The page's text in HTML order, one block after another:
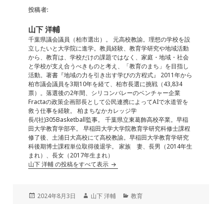
e
b
o
o
k
n
投稿者:
山下 洋輔
千葉県議会議員（柏市選出）。 元高校教諭。理想の学校を設
立したいと大学院に進学。教員経験、教育学研究や地域活動
から、教育は、学校だけの課題ではなく、家庭・地域・社会
と学校が支え合うべきものと考え、「教育のまち」を目指し
活動。著書『地域の力を引き出す学びの方程式』 2011年から
柏市議会議員を3期10年を経て、柏市長選に挑戦（43,834
票）。落選後の2年間、シリコンバレーのベンチャー企業
Fractaの政策企画部長として公民連携によってAIで水道管を
救う仕事を経験。 柏まちなかカレッジ学
長/(社)305Basketball監事。 千葉県立東葛飾高校卒業。早稲
田大学教育学部卒。 早稲田大学大学院教育学研究科修士課程
修了後、土浦日大高校にて高校教諭。早稲田大学教育学研究
科後期博士課程単位取得後退学。 家族 妻、長男（2014年生
まれ）、長女（2017年生まれ）
山下 洋輔 の投稿をすべて表示
投
2024年8月3日
作
山下 洋輔
カ
教育